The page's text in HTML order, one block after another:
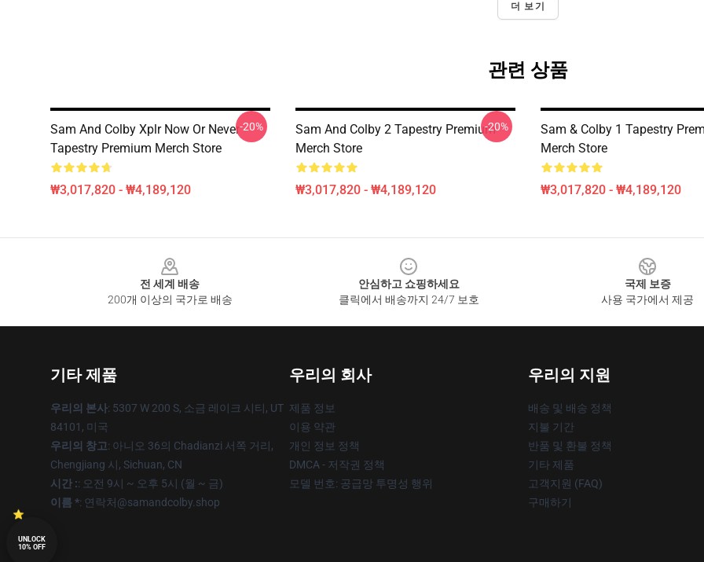
더 보기
관련 상품
Sam And Colby Xplr Now Or Never
Tapestry Premium Merch Store
₩3,017,820 - ₩4,189,120
-20%
Sam And Colby 2 Tapestry Premium
Merch Store
₩3,017,820 - ₩4,189,120
-20%
Sam & Colby 1 Tapestry
Merch Store
₩3,017,820 - ₩4,189,120
전 세계 배송
200개 이상의 국가로 배송
안심하고 쇼핑하세요
클릭에서 배송까지 24/7 보호
국제 보증
사용 국가에서 제공
기타 제품
우리의 본사: 5307 W 200 S, 소금 레이크 시티, UT
84101, 미국
우리의 창고: 아니오 36의 Chadianzi 서쪽 거리,
Chengjiang 시, Sichuan, CN
시간 :: 오전 9시 ~ 오후 5시 (월 ~ 금)
이름 *: 연락처@samandcolby.shop
우리의 회사
제품 정보
이용 약관
개인 정보 정책
DMCA - 저작권 정책
모델 번호: 공급망 투명성 행위
우리의 지원
배송 및 배송 정책
지불 기간
반품 및 환불 정책
기타 제품
고객지원 (FAQ)
구매하기
UNLOCK
10% OFF